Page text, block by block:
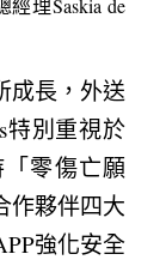
理Saskia de
成長，外送
特別重視於
「零傷亡願
作夥伴四大
強化安全